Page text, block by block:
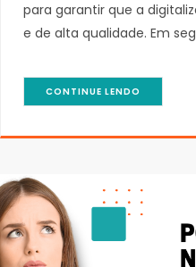
para garantir que a
e de alta qualidade. Em
CONTINUE LENDO